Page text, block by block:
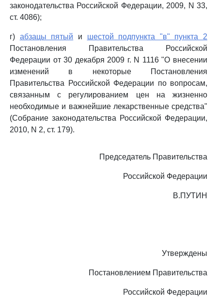
законодательства Российской Федерации, 2009, N 33,
ст. 4086);
г) абзацы пятый и шестой подпункта "в" пункта 2
Постановления Правительства Российской
Федерации от 30 декабря 2009 г. N 1116 "О внесении
изменений в некоторые Постановления
Правительства Российской Федерации по вопросам,
связанным с регулированием цен на жизненно
необходимые и важнейшие лекарственные средства"
(Собрание законодательства Российской Федерации,
2010, N 2, ст. 179).
Председатель Правительства
Российской Федерации
В.ПУТИН
Утверждены
Постановлением Правительства
Российской Федерации